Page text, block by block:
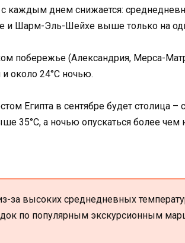
с каждым днем снижается:
и Шарм-Эль-Шейхе выше только на
побережье (Александрия, Мерса-
около 24°C ночью.
Египта в сентябре будет столица
35°C, а ночью опускаться более чем
за высоких среднедневных
по популярным экскурсионным